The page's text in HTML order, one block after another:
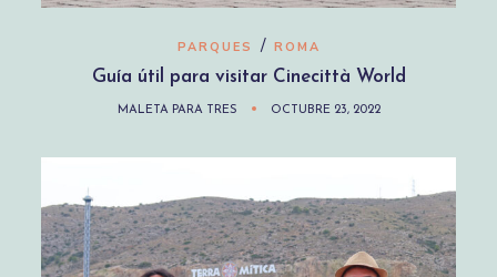
PARQUES / ROMA
Guía útil para visitar Cinecittà World
MALETA PARA TRES OCTUBRE 23, 2022